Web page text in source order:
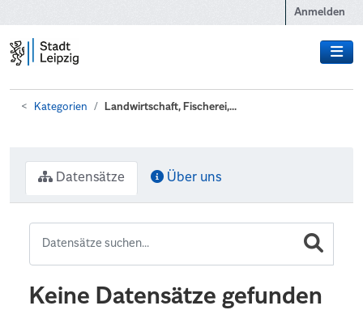
Anmelden
Kategorien Landwirtschaft, Fischerei,...
Datensätze Über uns
Keine Datensätze gefunden